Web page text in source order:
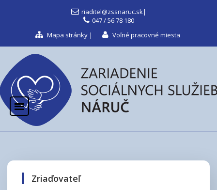
riaditel@zssnaruc.sk|
047 / 56 78 180
Mapa stránky | Voľné pracovné miesta
Zriaďovateľ